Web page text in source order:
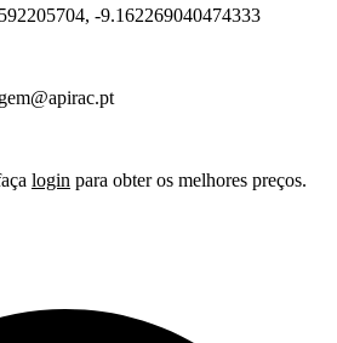
-9.162269040474333
login para obter os melhores preços.